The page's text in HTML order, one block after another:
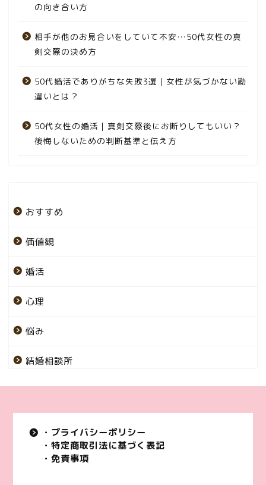
の向き合い方
相手が他のお見合いをしていて不安…50代女性の真
剣交際の決め方
50代婚活でありがちな失敗3選｜女性が気づかない勘
違いとは？
50代女性の婚活｜真剣交際後にお断りしてもいい？
後悔しないための判断基準と伝え方
おすすめ
価値観
婚活
心理
悩み
結婚相談所
・プライバシーポリシー
・特定商取引法に基づく表記
・免責事項